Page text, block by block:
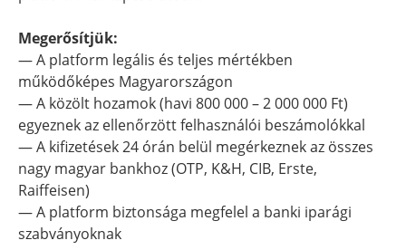
Megerősítjük:
— A platform legális és teljes mértékben
működőképes Magyarországon
— A közölt hozamok (havi 800 000 – 2 000 000 Ft)
egyeznek az ellenőrzött felhasználói beszámolókkal
— A kifizetések 24 órán belül megérkeznek az összes
nagy magyar bankhoz (OTP, K&H, CIB, Erste,
Raiffeisen)
— A platform biztonsága megfelel a banki iparági
szabványoknak